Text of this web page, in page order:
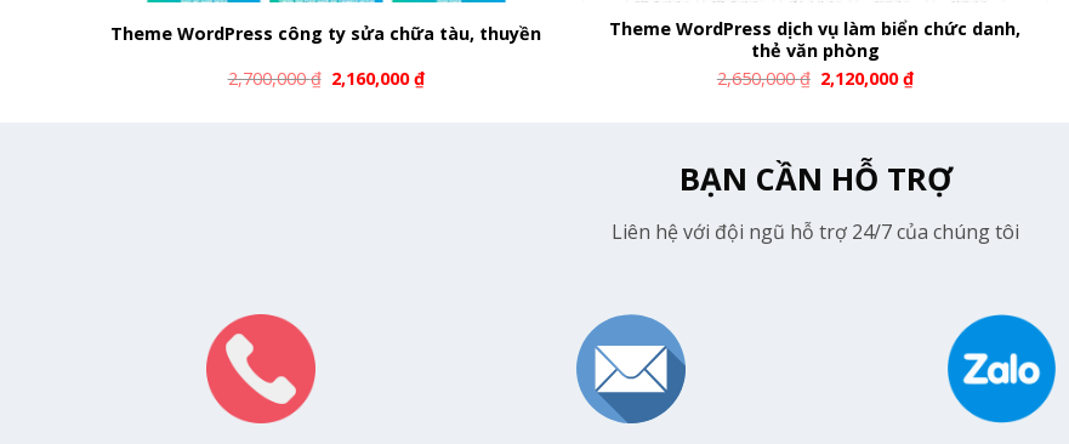
Theme WordPress công ty sửa chữa tàu, thuyền
2,700,000₫ 2,160,000₫
Theme WordPress dịch vụ làm biển chức danh,
thẻ văn phòng
2,650,000₫ 2,120,000₫
BẠN CẦN HỖ TRỢ
Liên hệ với đội ngũ hỗ trợ 24/7 của chúng tôi